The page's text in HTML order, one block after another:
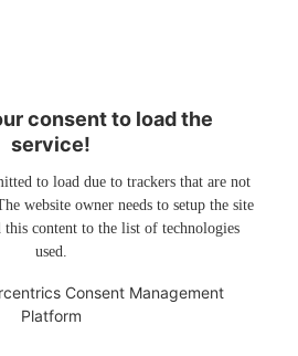
consent to load the
service!
to load due to trackers that are not
website owner needs to setup the site
content to the list of technologies
used.
Consent Management
Platform